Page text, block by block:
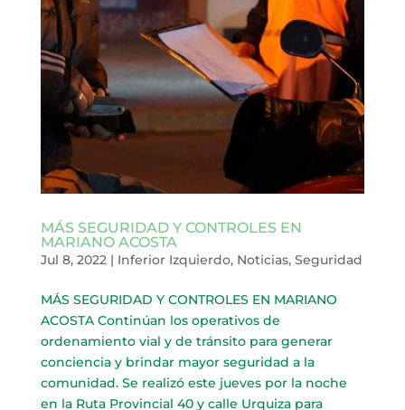
MÁS SEGURIDAD Y CONTROLES EN
MARIANO ACOSTA
Jul 8, 2022| Inferior Izquierdo, Noticias, Seguridad
MÁS SEGURIDAD Y CONTROLES EN MARIANO
ACOSTA Continúan los operativos de
ordenamiento vial y de tránsito para generar
conciencia y brindar mayor seguridad a la
comunidad. Se realizó este jueves por la noche
en la Ruta Provincial 40 y calle Urquiza para